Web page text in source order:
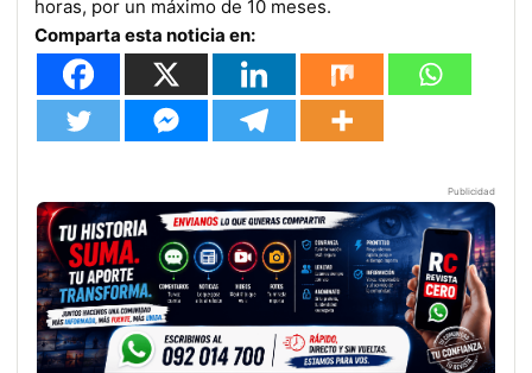
horas, por un máximo de 10 meses.
Comparta esta noticia en:
Publicidad